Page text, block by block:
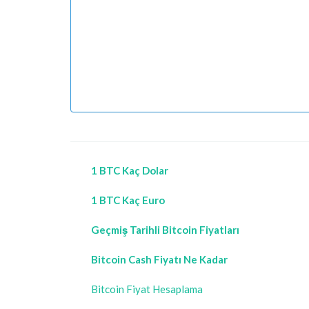
1 BTC Kaç Dolar
1 BTC Kaç Euro
Geçmiş Tarihli Bitcoin Fiyatları
Bitcoin Cash Fiyatı Ne Kadar
Bitcoin Fiyat Hesaplama